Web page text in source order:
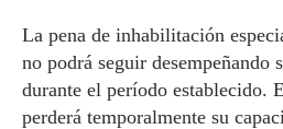
La pena de inhabilitación
no podrá seguir desempeñando
durante el período establecido.
perderá temporalmente su